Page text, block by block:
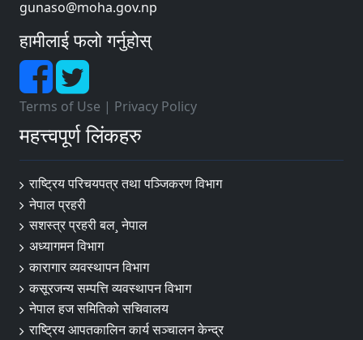
gunaso@moha.gov.np
हामीलाई फलो गर्नुहोस्
Terms of Use | Privacy Policy
महत्त्वपूर्ण लिंकहरु
राष्ट्रिय परिचयपत्र तथा पञ्‍जिकरण विभाग
नेपाल प्रहरी
सशस्त्र प्रहरी बल¸ नेपाल
अध्यागमन विभाग
कारागार व्यवस्थापन विभाग
कसूरजन्य सम्पत्ति व्यवस्थापन विभाग
नेपाल हज समितिको सचिवालय
राष्ट्रिय आपतकालिन कार्य सञ्चालन केन्द्र